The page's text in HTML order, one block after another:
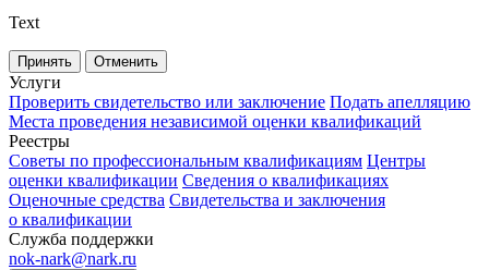
Text
Принять Отменить
Услуги
Проверить свидетельство или заключение Подать апелляцию
Места проведения независимой оценки квалификаций
Реестры
Советы по профессиональным квалификациям Центры
оценки квалификации Сведения о квалификациях
Оценочные средства Свидетельства и заключения
о квалификации
Служба поддержки
nok-nark@nark.ru